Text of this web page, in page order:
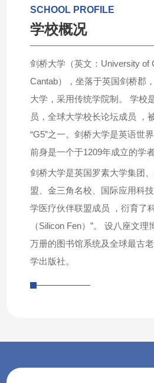
SCHOOL PROFILE
学校概况
剑桥大学（英文：University of
Cantab），坐落于英国剑桥郡
大学，采用传统学院制。 学校
员，全球大学校长论坛成员 ，
“G5”之一。剑桥大学是英语世
前身是一个于1209年成立的学者
剑桥大学是英国罗素大学集团
盟、金三角名校、国际应用科
学医疗伙伴联盟成员 ，衍育了
（Silicon Fen）”。 设八座文
万册的图书馆系统及全球最古
学出版社。